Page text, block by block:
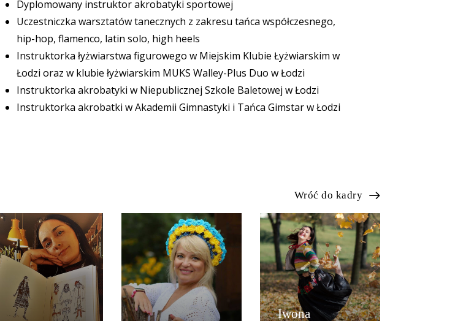
Dyplomowany instruktor akrobatyki sportowej
Uczestniczka warsztatów tanecznych z zakresu tańca współczesnego,
hip-hop, flamenco, latin solo, high heels
Instruktorka łyżwiarstwa figurowego w Miejskim Klubie Łyżwiarskim w
Łodzi oraz w klubie łyżwiarskim MUKS Walley-Plus Duo w Łodzi
Instruktorka akrobatyki w Niepublicznej Szkole Baletowej w Łodzi
Instruktorka akrobatki w Akademii Gimnastyki i Tańca Gimstar w Łodzi
Wróć do kadry
Iwona